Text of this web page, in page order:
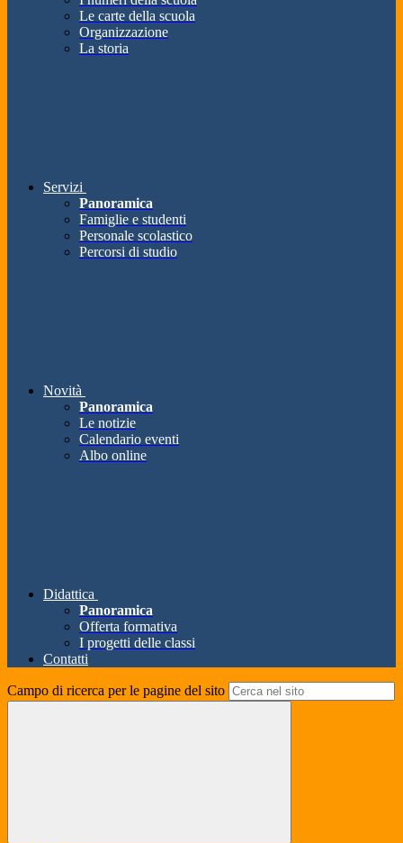
Le carte della scuola
Organizzazione
La storia
Servizi
Panoramica
Famiglie e studenti
Personale scolastico
Percorsi di studio
Novità
Panoramica
Le notizie
Calendario eventi
Albo online
Didattica
Panoramica
Offerta formativa
I progetti delle classi
Contatti
Campo di ricerca per le pagine del sito